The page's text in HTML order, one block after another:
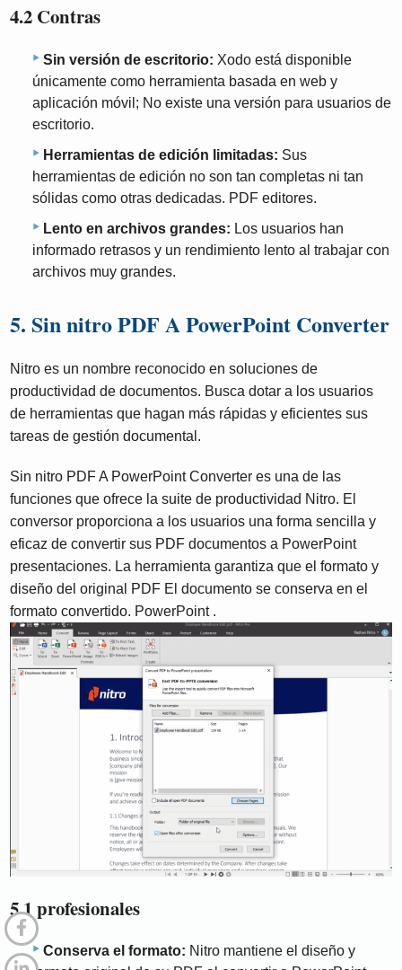
4.2 Contras
Sin versión de escritorio: Xodo está disponible
únicamente como herramienta basada en web y
aplicación móvil; No existe una versión para usuarios de
escritorio.
Herramientas de edición limitadas: Sus
herramientas de edición no son tan completas ni tan
sólidas como otras dedicadas. PDF editores.
Lento en archivos grandes: Los usuarios han
informado retrasos y un rendimiento lento al trabajar con
archivos muy grandes.
5. Sin nitro PDF A PowerPoint Converter
Nitro es un nombre reconocido en soluciones de
productividad de documentos. Busca dotar a los usuarios
de herramientas que hagan más rápidas y eficientes sus
tareas de gestión documental.
Sin nitro PDF A PowerPoint Converter es una de las
funciones que ofrece la suite de productividad Nitro. El
conversor proporciona a los usuarios una forma sencilla y
eficaz de convertir sus PDF documentos a PowerPoint
presentaciones. La herramienta garantiza que el formato y
diseño del original PDF El documento se conserva en el
formato convertido. PowerPoint .
5.1 profesionales
Conserva el formato: Nitro mantiene el diseño y